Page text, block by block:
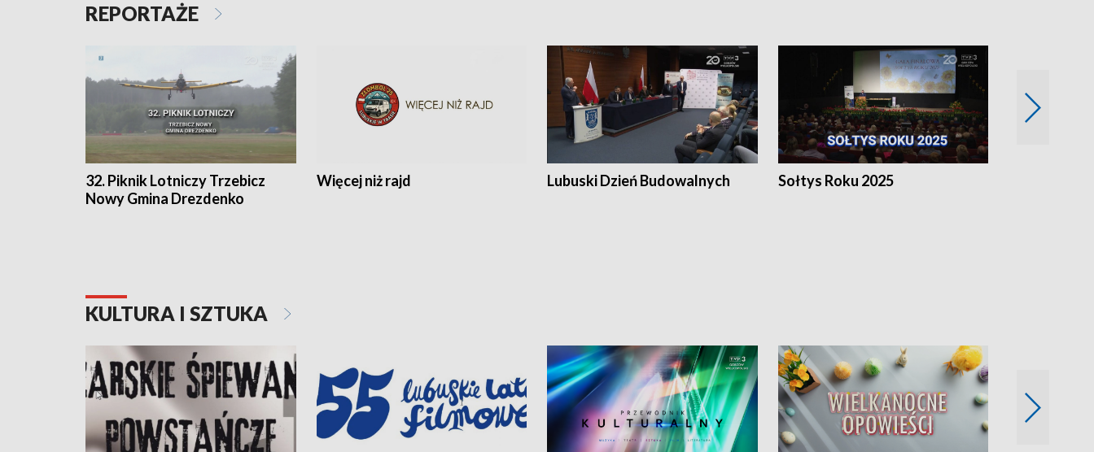
REPORTAŻE
32. Piknik Lotniczy Trzebicz
Nowy Gmina Drezdenko
Więcej niż rajd Lubuski Dzień Budowalnych Sołtys Roku 2025
KULTURA I SZTUKA